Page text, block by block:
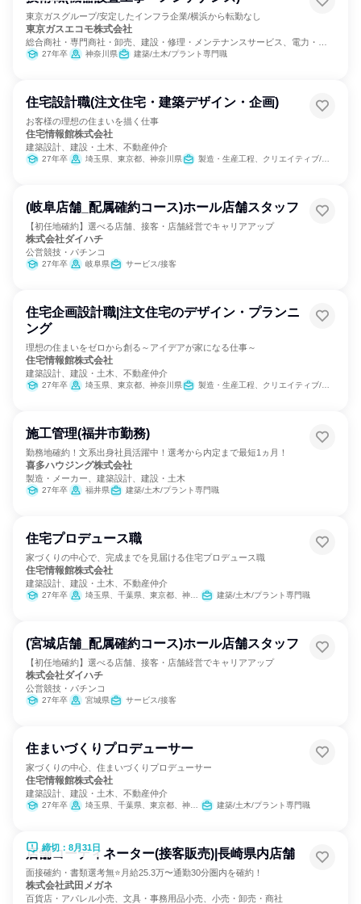
東京ガスグループ/安定したインフラ企業/横浜から転勤なし
東京ガスエコモ株式会社
総合商社・専門商社・卸売、建設・修理・メンテナンスサービス、電力・ガ
ス・水道・エネルギー
27年卒 神奈川県 建築/土木/プラント専門職
住宅設計職(注文住宅・建築デザイン・企画)
お客様の理想の住まいを描く仕事
住宅情報館株式会社
建築設計、建設・土木、不動産仲介
27年卒 埼玉県、東京都、神奈川県 製造・生産工程、クリエイティブ/デザイン職
(岐阜店舗_配属確約コース)ホール店舗スタッフ
【初任地確約】選べる店舗、接客・店舗経営でキャリアアップ
株式会社ダイハチ
公営競技・パチンコ
27年卒 岐阜県 サービス/接客
住宅企画設計職|注文住宅のデザイン・プランニ
ング
理想の住まいをゼロから創る～アイデアが家になる仕事～
住宅情報館株式会社
建築設計、建設・土木、不動産仲介
27年卒 埼玉県、東京都、神奈川県 製造・生産工程、クリエイティブ/デザイン職
施工管理(福井市勤務)
勤務地確約！文系出身社員活躍中！選考から内定まで最短1ヵ月！
喜多ハウジング株式会社
製造・メーカー、建築設計、建設・土木
27年卒 福井県 建築/土木/プラント専門職
住宅プロデュース職
家づくりの中心で、完成までを見届ける住宅プロデュース職
住宅情報館株式会社
建築設計、建設・土木、不動産仲介
27年卒 埼玉県、千葉県、東京都、神奈川県 建築/土木/プラント専門職
(宮城店舗_配属確約コース)ホール店舗スタッフ
【初任地確約】選べる店舗、接客・店舗経営でキャリアアップ
株式会社ダイハチ
公営競技・パチンコ
27年卒 宮城県 サービス/接客
住まいづくりプロデューサー
家づくりの中心、住まいづくりプロデューサー
住宅情報館株式会社
建築設計、建設・土木、不動産仲介
27年卒 埼玉県、千葉県、東京都、神奈川県 建築/土木/プラント専門職
締切：8月31日
店舗コーディネーター(接客販売)|長崎県内店舗
面接確約・書類選考無⭐月給25.3万〜通勤30分圏内を確約！
株式会社武田メガネ
百貨店・アパレル小売、文具・事務用品小売、小売・卸売・商社